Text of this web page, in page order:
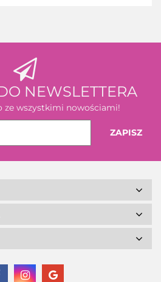
NEWSLETTERA
ze wszystkimi nowościami!